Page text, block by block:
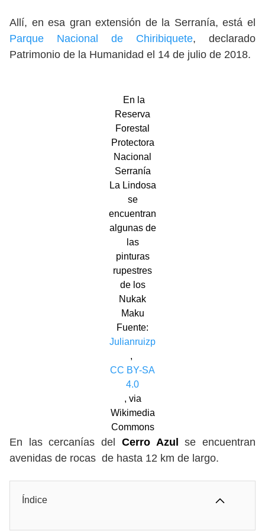
Allí, en esa gran extensión de la Serranía, está el
Parque Nacional de Chiribiquete, declarado
Patrimonio de la Humanidad el 14 de julio de 2018.
En la
Reserva
Forestal
Protectora
Nacional
Serranía
La Lindosa
se
encuentran
algunas de
las
pinturas
rupestres
de los
Nukak
Maku
Fuente:
Julianruizp
,
CC BY-SA
4.0
, via
Wikimedia
Commons
En las cercanías del Cerro Azul
se encuentran
avenidas de rocas de hasta 12 km de largo.
Índice